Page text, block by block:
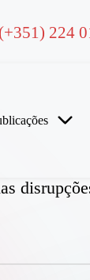
(+351) 224